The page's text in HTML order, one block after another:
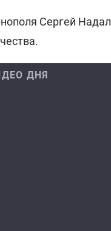
Сергей Надал
ДНЯ